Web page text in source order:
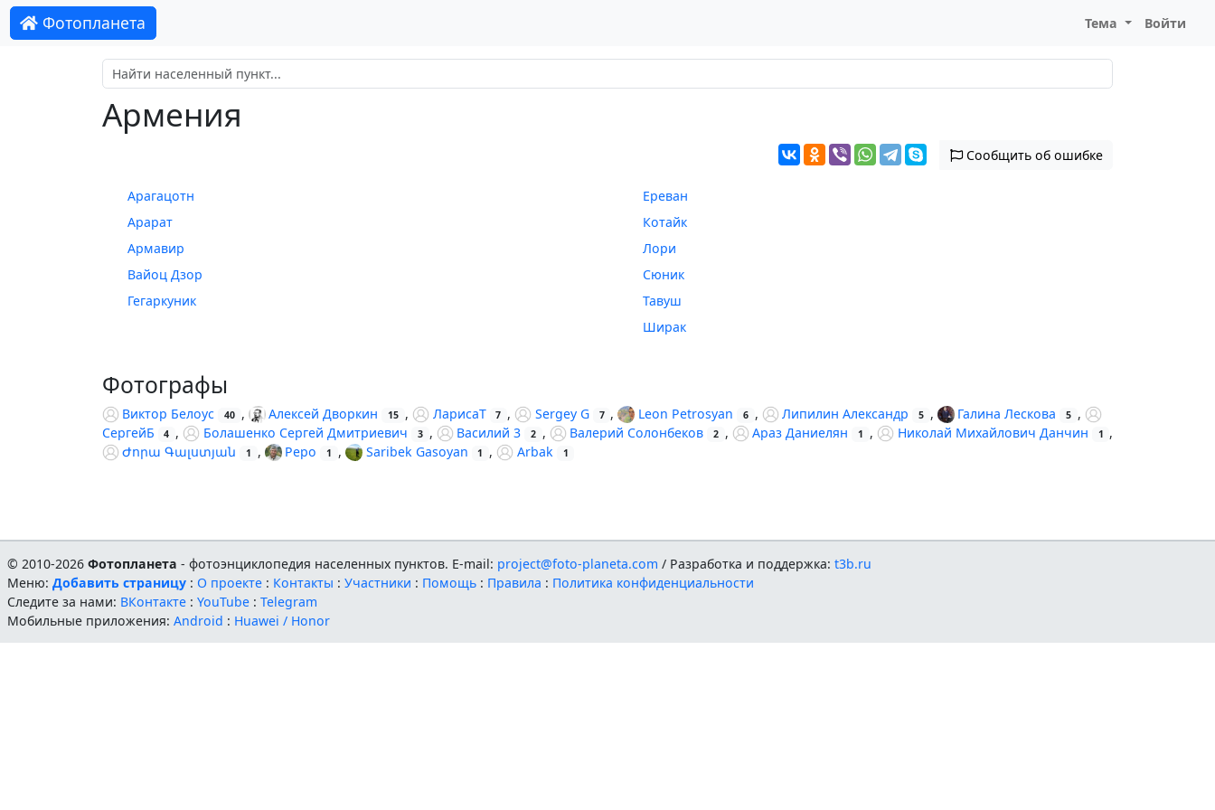
Фотопланета Тема Войти
Армения
Сообщить об ошибке
Арагацотн
Арарат
Армавир
Вайоц Дзор
Гегаркуник
Ереван
Котайк
Лори
Сюник
Тавуш
Ширак
Фотографы
Виктор Белоус 40 , Алексей Дворкин 15 , ЛарисаТ 7 , Sergey G 7 , Leon Petrosyan 6 , Липилин Александр 5 , Галина Лескова 5 ,
СергейБ
4 , Болашенко Сергей Дмитриевич 3 , Василий 3 2 , Валерий Солонбеков 2 , Араз Даниелян 1 , Николай Михайлович Данчин 1 ,
Ժորա Գալստյան
1 , Pepo 1 , Saribek Gasoyan 1 , Arbak 1
© 2010-2026Фотопланета - фотоэнциклопедия населенных пунктов. E-mail: project@foto-planeta.com / Разработка и поддержка:t3b.ru
Меню:Добавить страницу : О проекте : Контакты :Участники : Помощь : Правила : Политика конфиденциальности
Следите за нами: ВКонтакте :YouTube :Telegram
Мобильные приложения:Android : Huawei / Honor